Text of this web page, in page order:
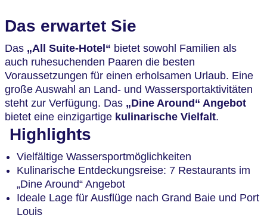
Das erwartet Sie
Das „All Suite-Hotel“ bietet sowohl Familien als
auch ruhesuchenden Paaren die besten
Voraussetzungen für einen erholsamen Urlaub. Eine
große Auswahl an Land- und Wassersportaktivitäten
steht zur Verfügung. Das „Dine Around“ Angebot
bietet eine einzigartige kulinarische Vielfalt.
Highlights
Vielfältige Wassersportmöglichkeiten
Kulinarische Entdeckungsreise: 7 Restaurants im
„Dine Around“ Angebot
Ideale Lage für Ausflüge nach Grand Baie und Port
Louis